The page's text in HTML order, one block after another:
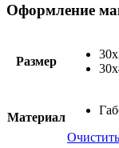
Оформление
Размер
Материал
Очистить